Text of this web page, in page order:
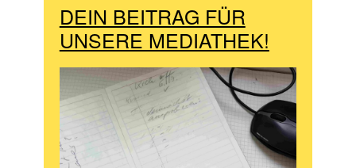
DEIN BEITRAG FÜR
UNSERE MEDIATHEK!